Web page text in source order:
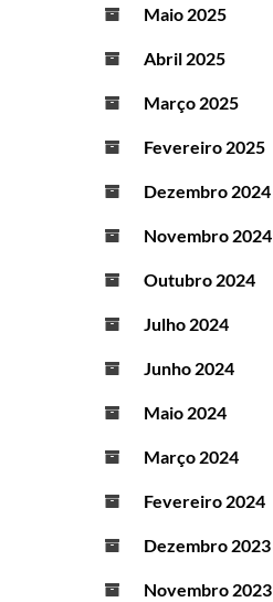
Maio 2025
Abril 2025
Março 2025
Fevereiro 2025
Dezembro 2024
Novembro 2024
Outubro 2024
Julho 2024
Junho 2024
Maio 2024
Março 2024
Fevereiro 2024
Dezembro 2023
Novembro 2023